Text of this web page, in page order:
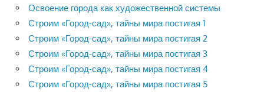
Освоение города как художественной системы
Строим «Город-сад», тайны мира постигая 1
Строим «Город-сад», тайны мира постигая 2
Строим «Город-сад», тайны мира постигая 3
Строим «Город-сад», тайны мира постигая 4
Строим «Город-сад», тайны мира постигая 5